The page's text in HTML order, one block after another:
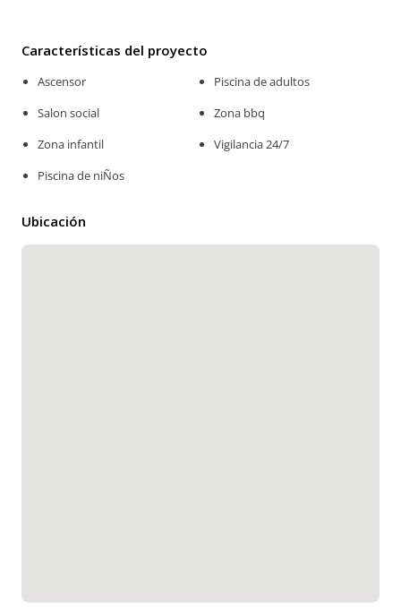
Características del proyecto
Ascensor
Salon social
Zona infantil
Piscina de niÑos
Piscina de adultos
Zona bbq
Vigilancia 24/7
Ubicación